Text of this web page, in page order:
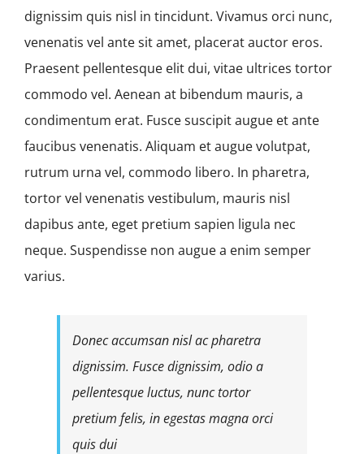
dignissim quis nisl in tincidunt. Vivamus orci nunc,
venenatis vel ante sit amet, placerat auctor eros.
Praesent pellentesque elit dui, vitae ultrices tortor
commodo vel. Aenean at bibendum mauris, a
condimentum erat. Fusce suscipit augue et ante
faucibus venenatis. Aliquam et augue volutpat,
rutrum urna vel, commodo libero. In pharetra,
tortor vel venenatis vestibulum, mauris nisl
dapibus ante, eget pretium sapien ligula nec
neque. Suspendisse non augue a enim semper
varius.
Donec accumsan nisl ac pharetra
dignissim. Fusce dignissim, odio a
pellentesque luctus, nunc tortor
pretium felis, in egestas magna orci
quis dui